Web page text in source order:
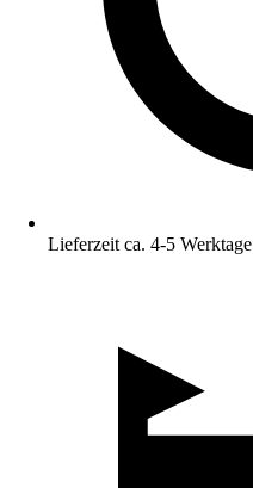
Lieferzeit ca. 4-5 Werktage